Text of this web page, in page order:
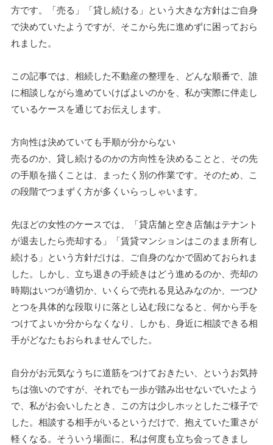
方です。「売る」「貸し続ける」という大きな方針はご自身
で決めていたようですが、そこから先に進めずに困っておら
れました。
この記事では、相続した不動産の整理を、どんな順番で、誰
に相談しながら進めていけばよいのかを、私が実際に伴走し
ているケースを通じてお伝えします。
方向性は決めていても手順が分からない
売るのか、貸し続けるのかの方向性を決めることと、その先
の手順を描くことは、まったく別の作業です。そのため、こ
の段階でつまずく方が多くいらっしゃいます。
先ほどの女性のケースでは、「貸店舗と空き店舗はテナント
が退去したら売却する」「賃貸マンションはこのまま所有し
続ける」という方針だけは、ご自身のなかで固めておられま
した。しかし、立ち退きの手続きはどう進めるのか、売却の
時期はいつが適切か、いくらで売れる見込みなのか、一つひ
とつを具体的な段取りに落とし込む段になると、何から手を
つけてよいか分からなくなり、しかも、身近に相談できる相
手がどなたもおられませんでした。
自分がお元気なうちに道筋をつけておきたい、というお気持
ちは強いのですが、それでも一歩が踏み出せないでいたよう
で、私がお会いしたとき、この方は少しホッとしたご様子で
した。相談する相手がいるというだけで、抱えていた重さが
軽くなる。そういう場面に、私は何度も立ち会ってきまし